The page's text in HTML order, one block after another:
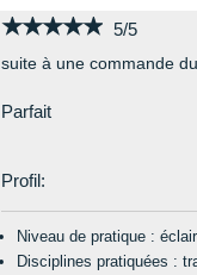
★★★★★
★★★★★ 5/5
suite à une commande
Parfait
Profil:
Niveau de pratique :
Disciplines pratiquées :